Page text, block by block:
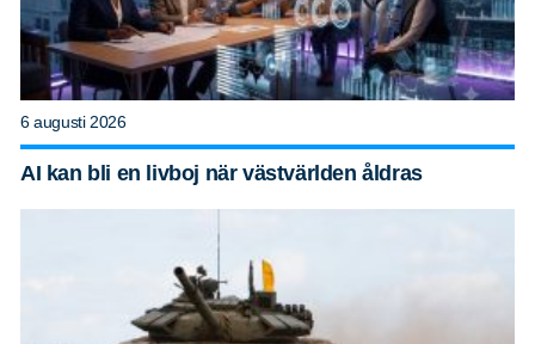
6 augusti 2026
AI kan bli en livboj när västvärlden åldras